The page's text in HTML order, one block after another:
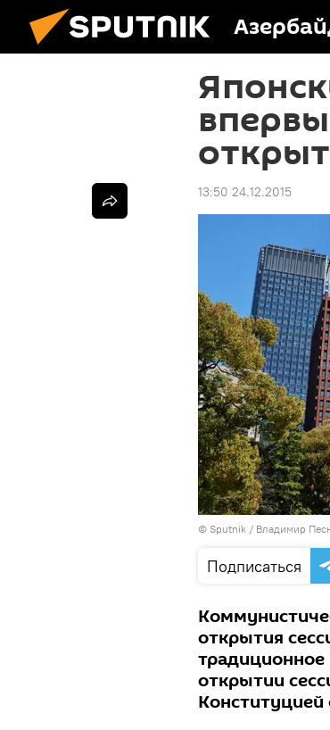
13:50 24.12.2015
© Sputnik / Владимир
Подписаться
открытия
открытии
Конституцией